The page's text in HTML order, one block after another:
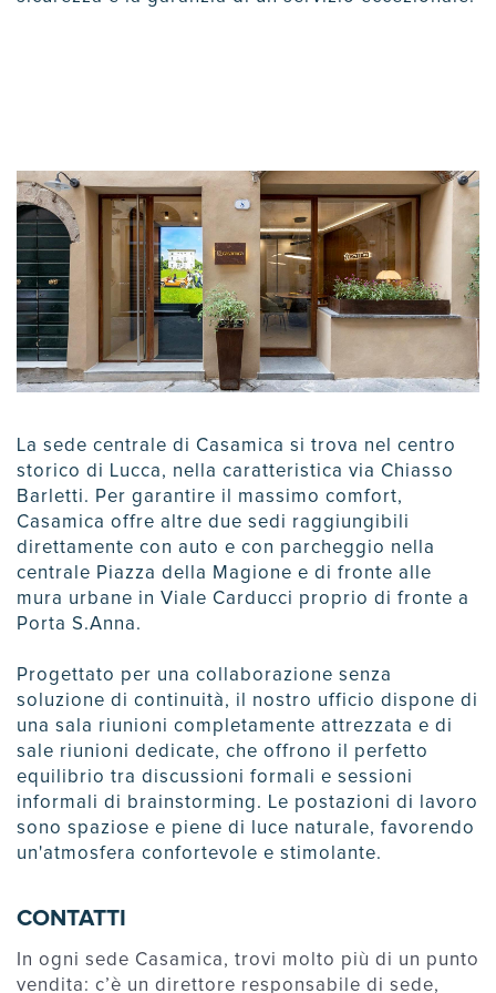
La sede centrale di Casamica si trova nel centro
storico di Lucca, nella caratteristica via Chiasso
Barletti. Per garantire il massimo comfort,
Casamica offre altre due sedi raggiungibili
direttamente con auto e con parcheggio nella
centrale Piazza della Magione e di fronte alle
mura urbane in Viale Carducci proprio di fronte a
Porta S.Anna.
Progettato per una collaborazione senza
soluzione di continuità, il nostro ufficio dispone di
una sala riunioni completamente attrezzata e di
sale riunioni dedicate, che offrono il perfetto
equilibrio tra discussioni formali e sessioni
informali di brainstorming. Le postazioni di lavoro
sono spaziose e piene di luce naturale, favorendo
un'atmosfera confortevole e stimolante.
CONTATTI
In ogni sede Casamica, trovi molto più di un punto
vendita: c’è un direttore responsabile di sede,